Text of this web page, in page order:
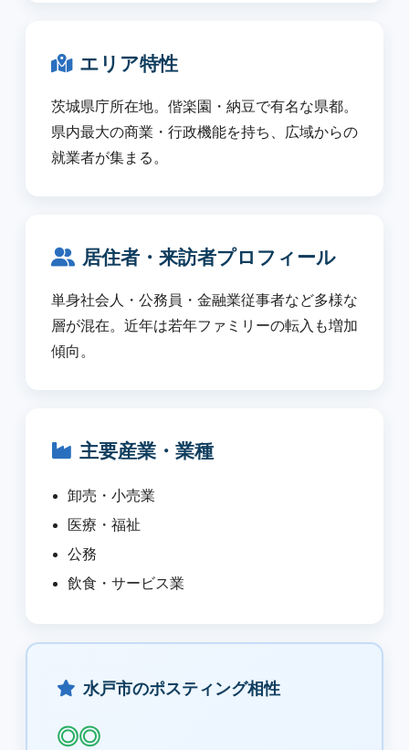
エリア特性
茨城県庁所在地。偕楽園・納豆で有名な県都。
県内最大の商業・行政機能を持ち、広域からの
就業者が集まる。
居住者・来訪者プロフィール
単身社会人・公務員・金融業従事者など多様な
層が混在。近年は若年ファミリーの転入も増加
傾向。
主要産業・業種
卸売・小売業
医療・福祉
公務
飲食・サービス業
水戸市のポスティング相性
◎◎